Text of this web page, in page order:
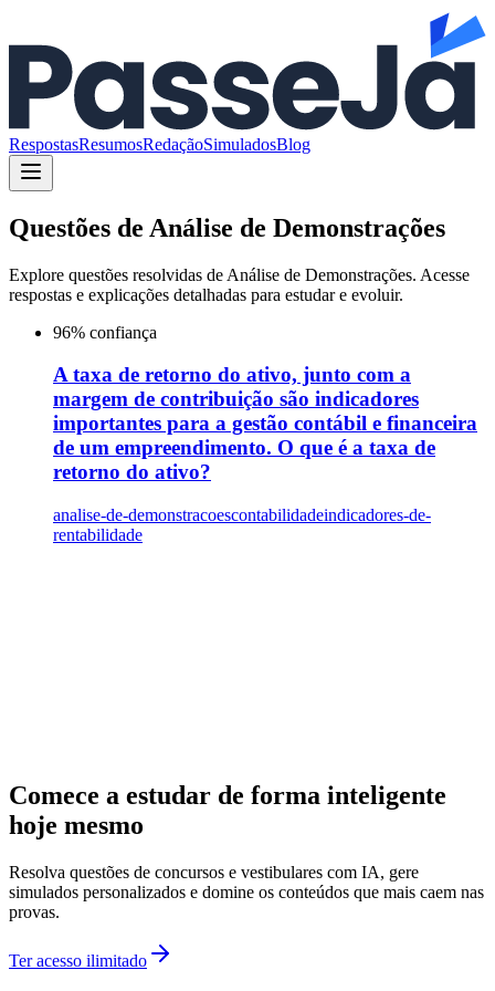
RespostasResumosRedaçãoSimuladosBlog
Questões de Análise de Demonstrações
Explore questões resolvidas de Análise de Demonstrações. Acesse
respostas e explicações detalhadas para estudar e evoluir.
96% confiança
A taxa de retorno do ativo, junto com a
margem de contribuição são indicadores
importantes para a gestão contábil e financeira
de um empreendimento. O que é a taxa de
retorno do ativo?
analise-de-demonstracoescontabilidadeindicadores-de-
rentabilidade
Comece a estudar de forma inteligente
hoje mesmo
Resolva questões de concursos e vestibulares com IA, gere
simulados personalizados e domine os conteúdos que mais caem nas
provas.
Ter acesso ilimitado